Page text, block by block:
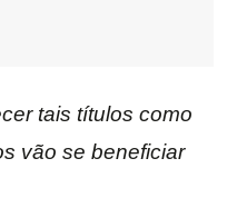
tais títulos como
vão se beneficiar